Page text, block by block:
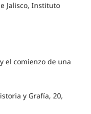
Jalisco, Instituto
el comienzo de una
y Grafía, 20,